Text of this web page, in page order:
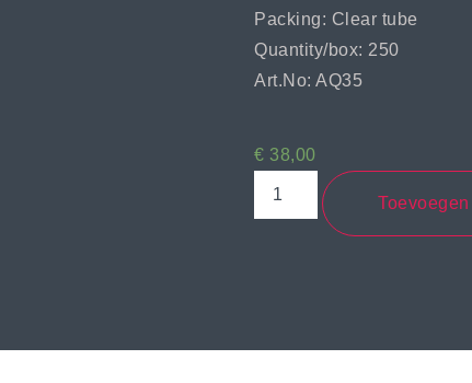
Packing: Clear tube
Quantity/box: 250
Art.No: AQ35
€ 38,00